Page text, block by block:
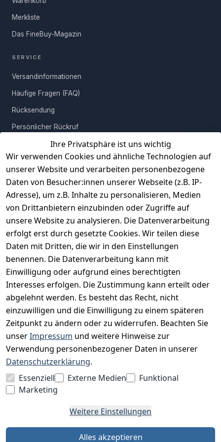
die dazugehörigen Snacks selbst. In jedem Fall: Lass es Dir gut
gehen!
Ihre Privatsphäre ist uns wichtig
Wir verwenden Cookies und ähnliche Technologien auf
unserer Website und verarbeiten personenbezogene
Daten von Besucher:innen unserer Webseite (z.B. IP-
Adresse), um z.B. Inhalte zu personalisieren, Medien
von Drittanbietern einzubinden oder Zugriffe auf
unsere Website zu analysieren. Die Datenverarbeitung
erfolgt erst durch gesetzte Cookies. Wir teilen diese
Daten mit Dritten, die wir in den Einstellungen
benennen. Die Datenverarbeitung kann mit
Einwilligung oder aufgrund eines berechtigten
Interesses erfolgen. Die Zustimmung kann erteilt oder
abgelehnt werden. Es besteht das Recht, nicht
einzuwilligen und die Einwilligung zu einem späteren
Zeitpunkt zu ändern oder zu widerrufen. Beachten Sie
unserImpressum und weitere Hinweise zur
Verwendung personenbezogener Daten in unserer
Datenschutzerklärung.
Essenziell
Externe Medien
Funktional
Marketing
Weitere Einstellungen
Alles akzeptieren
Merkliste
Das FineBuy-Magazin
SERVICE
Versandinformationen
Häufige Fragen (FAQ)
Rücksendung
Persönlicher Rückruf
Erfahrungen
Vertrag widerrufen
INFORMATIONEN
Widerrufsrecht
Datenschutz
Unser Unternehmen
Charity & Wohltätigkeit
BESUCHE UNS
BEQUEM BEZAHLEN MIT
WIR VERSENDEN MIT